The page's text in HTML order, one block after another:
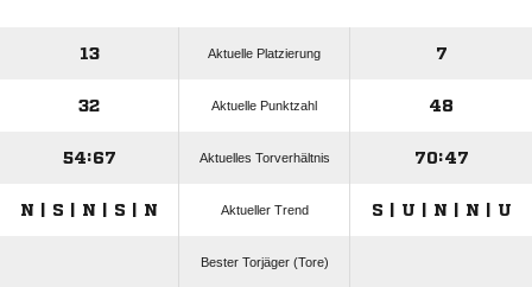
13 Aktuelle Platzierung 7
32 Aktuelle Punktzahl 48
54:67 Aktuelles Torverhältnis 70:47
N | S | N | S | N Aktueller Trend S | U | N | N | U
Bester Torjäger (Tore)